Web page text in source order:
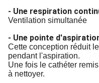
- Une respiration
Ventilation simultanée
- Une pointe
Cette conception réduit
pendant l'aspiration.
Une fois le cathéter
à nettoyer.